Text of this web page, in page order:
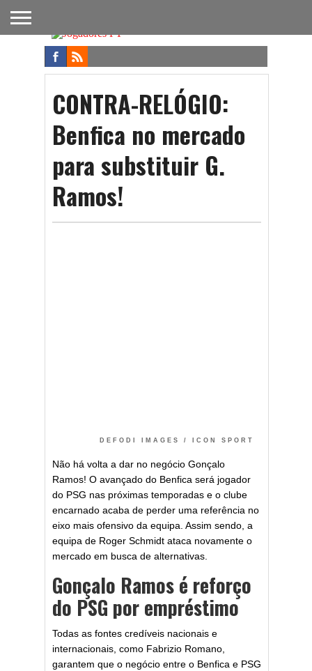
FUTEBOL
NACIONAL
FUTEBOL
INTERNACIONAL
NOTÍCIAS
ONDE
ASSISTIR
FUTEBOL
NA TV
APOSTAS
CONTRA-RELÓGIO:
Benfica no mercado
para substituir G.
Ramos!
DEFODI IMAGES / ICON SPORT
Não há volta a dar no negócio Gonçalo
Ramos! O avançado do Benfica será jogador
do PSG nas próximas temporadas e o clube
encarnado acaba de perder uma referência no
eixo mais ofensivo da equipa. Assim sendo, a
equipa de Roger Schmidt ataca novamente o
mercado em busca de alternativas.
Gonçalo Ramos é reforço
do PSG por empréstimo
Todas as fontes credíveis nacionais e
internacionais, como Fabrizio Romano,
garantem que o negócio entre o Benfica e PSG